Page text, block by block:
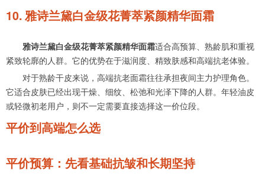
10. 雅诗兰黛白金级花菁萃紧颜精华面霜
雅诗兰黛白金级花菁萃紧颜精华面霜适合高预算、熟龄肌和重视
紧致轮廓的人群。它的优势在于滋润度、精致肤感和高端抗老体验。
对于熟龄干皮来说，高端抗老面霜往往承担夜间主力护理角色。
它适合皮肤已经出现干燥、细纹、松弛和光泽下降的人群。年轻油皮
或轻微初老用户，则不一定需要直接选择这一价位段。
平价到高端怎么选
平价预算：先看基础抗皱和长期坚持